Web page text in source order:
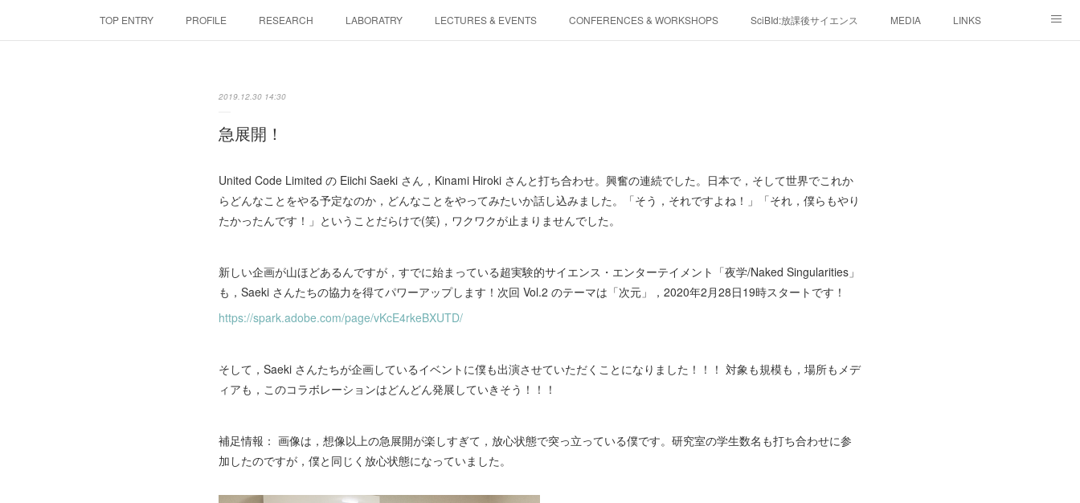
TOP ENTRY PROFILE RESEARCH LABORATRY LECTURES & EVENTS CONFERENCES & WORKSHOPS SciBId:放課後サイエンス MEDIA LINKS
2019.12.30 14:30
急展開！
United Code Limited の Eiichi Saeki さん，Kinami Hiroki さんと打ち合わせ。興奮の連続でした。日本で，そして世界でこれか
らどんなことをやる予定なのか，どんなことをやってみたいか話し込みました。「そう，それですよね！」「それ，僕らもやり
たかったんです！」ということだらけで(笑)，ワクワクが止まりませんでした。
新しい企画が山ほどあるんですが，すでに始まっている超実験的サイエンス・エンターテイメント「夜学/Naked Singularities」
も，Saeki さんたちの協力を得てパワーアップします！次回 Vol.2 のテーマは「次元」，2020年2月28日19時スタートです！
https://spark.adobe.com/page/vKcE4rkeBXUTD/
そして，Saeki さんたちが企画しているイベントに僕も出演させていただくことになりました！！！ 対象も規模も，場所もメデ
ィアも，このコラボレーションはどんどん発展していきそう！！！
補足情報： 画像は，想像以上の急展開が楽しすぎて，放心状態で突っ立っている僕です。研究室の学生数名も打ち合わせに参
加したのですが，僕と同じく放心状態になっていました。